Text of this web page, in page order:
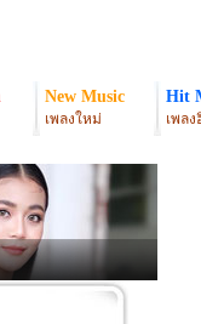
New Music
เพลงใหม่
Hit
เพลง